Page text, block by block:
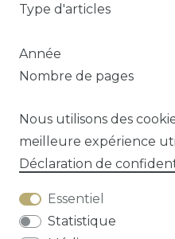
Type d'articles
Année
Nombre de pages
Omslag wat
Question sur cet article?
Nous utilisons des
meilleure expérience
Déclaration de
Essentiel
Statistique